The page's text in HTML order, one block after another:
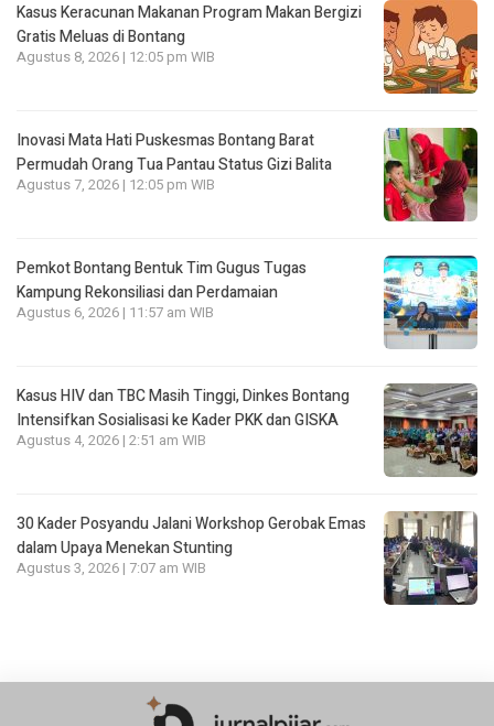
Kasus Keracunan Makanan Program Makan Bergizi
Gratis Meluas di Bontang
Agustus 8, 2026 | 12:05 pm WIB
Inovasi Mata Hati Puskesmas Bontang Barat
Permudah Orang Tua Pantau Status Gizi Balita
Agustus 7, 2026 | 12:05 pm WIB
Pemkot Bontang Bentuk Tim Gugus Tugas
Kampung Rekonsiliasi dan Perdamaian
Agustus 6, 2026 | 11:57 am WIB
Kasus HIV dan TBC Masih Tinggi, Dinkes Bontang
Intensifkan Sosialisasi ke Kader PKK dan GISKA
Agustus 4, 2026 | 2:51 am WIB
30 Kader Posyandu Jalani Workshop Gerobak Emas
dalam Upaya Menekan Stunting
Agustus 3, 2026 | 7:07 am WIB